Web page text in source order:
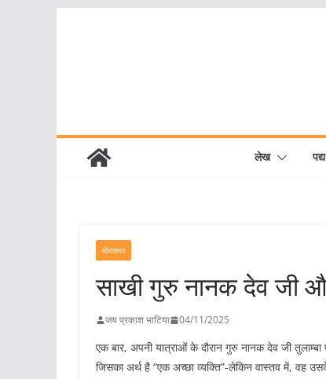
लेख
बोधकथा
साखी गुरु नानक देव जी
जय प्रकाश भाटिया 04/11/2025
एक बार, अपनी यात्राओं के दौरान गुरु नानक देव जी
जिसका अर्थ है “एक अच्छा व्यक्ति”-लेकिन वास्तव में, वह